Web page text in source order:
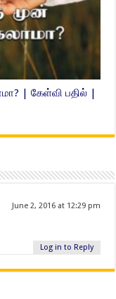
| கேள்வி பதில் |
June 2, 2016 at 12:29 pm
Log in to Reply